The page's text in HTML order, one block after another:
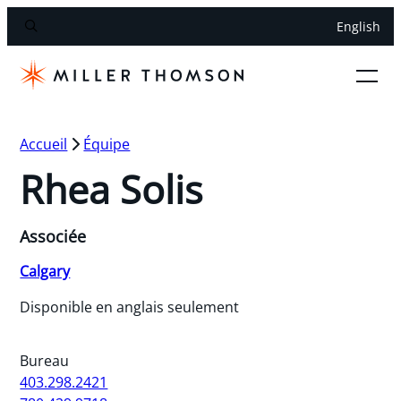
English
Accueil Équipe
Rhea Solis
Associée
Calgary
Disponible en anglais seulement
Bureau
403.298.2421